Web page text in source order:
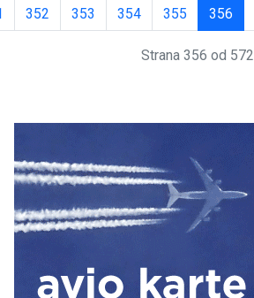
352 353 354 355 356
Strana 356 od 572